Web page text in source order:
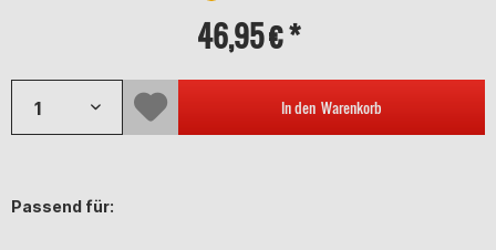
46,95 € *
In den Warenkorb
Passend für: